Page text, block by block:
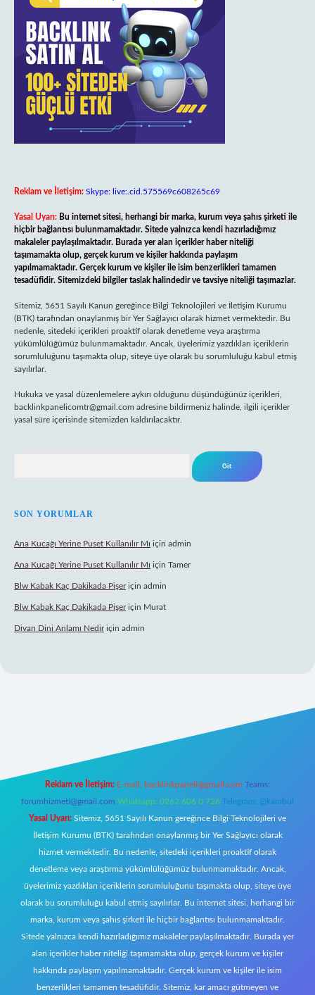
Reklam ve İletişim: Skype: live:.cid.575569c608265c69
Yasal Uyarı: Bu internet sitesi, herhangi bir marka, kurum veya şahıs şirketi ile
hiçbir bağlantısı bulunmamaktadır. Sitede yalnızca kendi hazırladığımız
makaleler paylaşılmaktadır. Burada yer alan içerikler haber niteliği
taşımamakta olup, gerçek kurum ve kişiler hakkında paylaşım
yapılmamaktadır. Gerçek kurum ve kişiler ile isim benzerlikleri tamamen
tesadüfidir. Sitemizdeki bilgiler taslak halindedir ve tavsiye niteliği taşımazlar.
Sitemiz, 5651 Sayılı Kanun gereğince Bilgi Teknolojileri ve İletişim Kurumu
(BTK) tarafından onaylanmış bir Yer Sağlayıcı olarak hizmet vermektedir. Bu
nedenle, sitedeki içerikleri proaktif olarak denetleme veya araştırma
yükümlülüğümüz bulunmamaktadır. Ancak, üyelerimiz yazdıkları içeriklerin
sorumluluğunu taşımakta olup, siteye üye olarak bu sorumluluğu kabul etmiş
sayılırlar.
Hukuka ve yasal düzenlemelere aykırı olduğunu düşündüğünüz içerikleri,
backlinkpanelicomtr@gmail.com adresine bildirmeniz halinde, ilgili içerikler
yasal süre içerisinde sitemizden kaldırılacaktır.
SON YORUMLAR
Ana Kucağı Yerine Puset Kullanılır Mı için admin
Ana Kucağı Yerine Puset Kullanılır Mı için Tamer
Blw Kabak Kaç Dakikada Pişeriçin admin
Blw Kabak Kaç Dakikada Pişeriçin Murat
Divan Dini Anlamı Nediriçin admin
Reklam ve İletişim: E-mail: backlinkpaneli@gmail.com Teams:
forumhizmeti@gmail.com Whatsapp: 0262 606 0 726 Telegram: @karabul
Yasal Uyarı: Sitemiz, 5651 Sayılı Kanun gereğince Bilgi Teknolojileri ve
İletişim Kurumu (BTK) tarafından onaylanmış bir Yer Sağlayıcı olarak
hizmet vermektedir. Bu nedenle, sitedeki içerikleri proaktif olarak
denetleme veya araştırma yükümlülüğümüz bulunmamaktadır. Ancak,
üyelerimiz yazdıkları içeriklerin sorumluluğunu taşımakta olup, siteye üye
olarak bu sorumluluğu kabul etmiş sayılırlar. Bu internet sitesi, herhangi bir
marka, kurum veya şahıs şirketi ile hiçbir bağlantısı bulunmamaktadır.
Sitede yalnızca kendi hazırladığımız makaleler paylaşılmaktadır. Burada yer
alan içerikler haber niteliği taşımamakta olup, gerçek kurum ve kişiler
hakkında paylaşım yapılmamaktadır. Gerçek kurum ve kişiler ile isim
benzerlikleri tamamen tesadüfidir. Sitemiz, kar amacı gütmeyen ve